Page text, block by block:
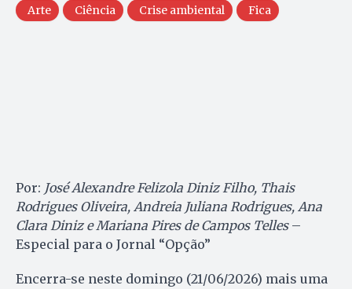
Arte Ciência Crise ambiental Fica
Por: José Alexandre Felizola Diniz Filho, Thais
Rodrigues Oliveira, Andreia Juliana Rodrigues, Ana
Clara Diniz e Mariana Pires de Campos Telles–
Especial para o Jornal “Opção”
Encerra-se neste domingo (21/06/2026) mais uma